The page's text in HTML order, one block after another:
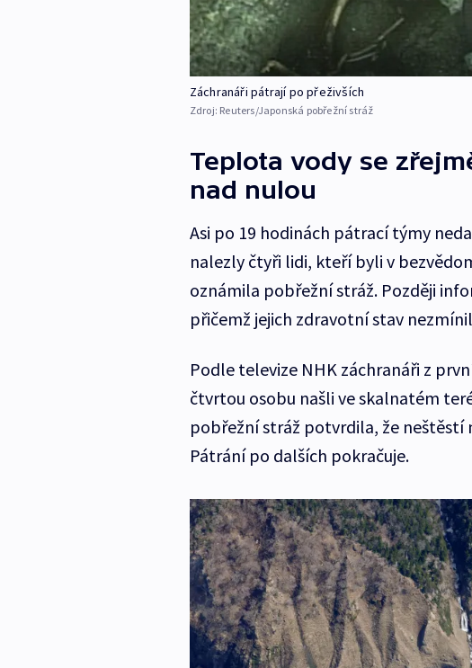
Záchranáři pátrají po přeživších
Zdroj: Reuters/Japonská pobřežní stráž
Teplota vody se
nad nulou
Asi po 19 hodinách pátrací týmy
nalezly čtyři lidi, kteří byli v
oznámila pobřežní stráž. Později
přičemž jejich zdravotní stav
Podle televize NHK záchranáři z
čtvrtou osobu našli ve skalnatém
pobřežní stráž potvrdila, že neštěstí
Pátrání po dalších pokračuje.